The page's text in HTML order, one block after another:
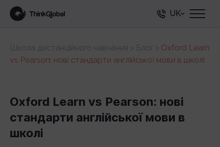
UK
Школа дистанційного навчання > Блог > Oxford Learn
vs Pearson: нові стандарти англійської мови в школі
Oxford Learn vs Pearson: нові
стандарти англійської мови в
школі